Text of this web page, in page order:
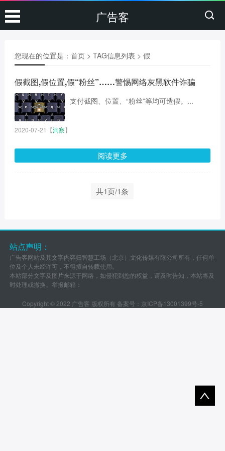
广告客
您现在的位置是： 首页> TAG信息列表 > 假
假截图,假位置,假“粉丝”……警惕网络灰黑软件诈骗
支付截图、位置、“粉丝”等均可造假。...
2020-07-21 【洞察】
阅读更多
共1页/1条
站点声明：
广告客网站及其文字内容归智慧工场（北京）文化传媒有限公司所有，任何单
位及个人未经许可，不得擅自转载使用。
本站部分文字及图片来源于网络，如侵犯到您的权益，请及时告知，本站将及
时处理或撤换。举报邮箱：
Copyright © 2022 广告客 版权所有 备案号： 京ICP备13001399号-5